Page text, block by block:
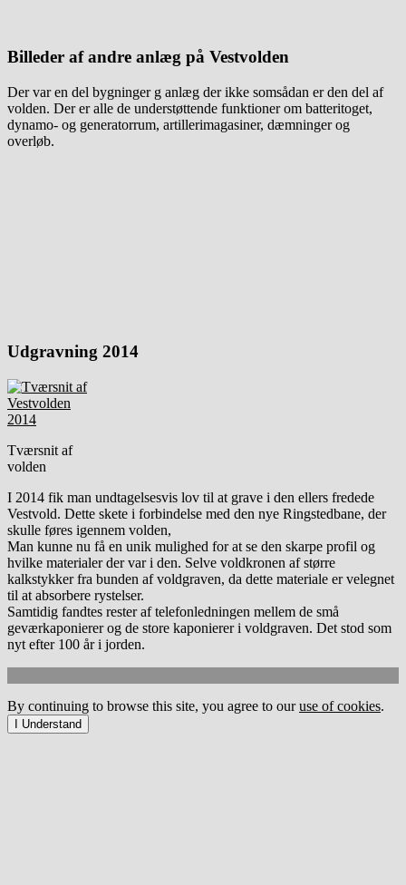
Billeder af andre anlæg på Vestvolden
Der var en del bygninger g anlæg der ikke somsådan er den del af
volden. Der er alle de understøttende funktioner om batteritoget,
dynamo- og generatorrum, artillerimagasiner, dæmninger og
overløb.
Udgravning 2014
Tværsnit af
volden
I 2014 fik man undtagelsesvis lov til at grave i den ellers fredede
Vestvold. Dette skete i forbindelse med den nye Ringstedbane, der
skulle føres igennem volden,
Man kunne nu få en unik mulighed for at se den skarpe profil og
hvilke materialer der var i den. Selve voldkronen af større
kalkstykker fra bunden af voldgraven, da dette materiale er velegnet
til at absorbere rystelser.
Samtidig fandtes rester af telefonledningen mellem de små
geværkaponierer og de store kaponierer i voldgraven. Det stod som
nyt efter 100 år i jorden.
By continuing to browse this site, you agree to ouruse of cookies.
I Understand